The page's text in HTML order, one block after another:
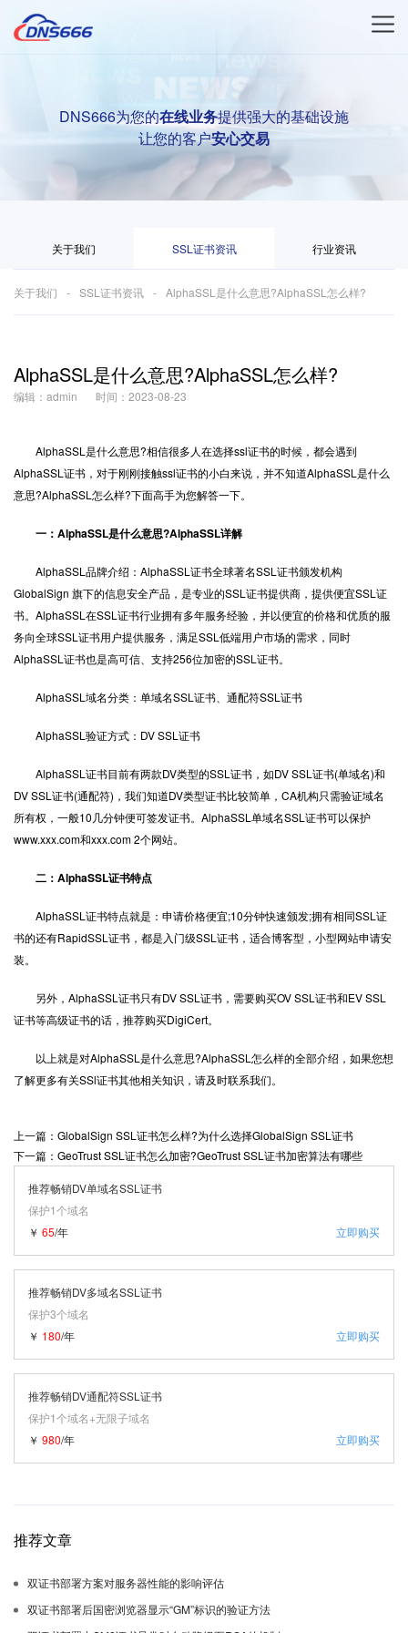
DNS666为您的在线业务提供强大的基础设施
让您的客户安心交易
关于我们 SSL证书资讯 行业资讯
关于我们 SSL证书资讯 AlphaSSL是什么意思?AlphaSSL怎么样?
AlphaSSL是什么意思?AlphaSSL怎么样?
编辑：admin 时间：2023-08-23
AlphaSSL是什么意思?相信很多人在选择ssl证书的时候，都会遇到
AlphaSSL证书，对于刚刚接触ssl证书的小白来说，并不知道AlphaSSL是什么
意思?AlphaSSL怎么样?下面高手为您解答一下。
一：AlphaSSL是什么意思?AlphaSSL详解
AlphaSSL品牌介绍：AlphaSSL证书全球著名SSL证书颁发机构
GlobalSign 旗下的信息安全产品，是专业的SSL证书提供商，提供便宜SSL证
书。AlphaSSL在SSL证书行业拥有多年服务经验，并以便宜的价格和优质的服
务向全球SSL证书用户提供服务，满足SSL低端用户市场的需求，同时
AlphaSSL证书也是高可信、支持256位加密的SSL证书。
AlphaSSL域名分类：单域名SSL证书、通配符SSL证书
AlphaSSL验证方式：DV SSL证书
AlphaSSL证书目前有两款DV类型的SSL证书，如DV SSL证书(单域名)和
DV SSL证书(通配符)，我们知道DV类型证书比较简单，CA机构只需验证域名
所有权，一般10几分钟便可签发证书。AlphaSSL单域名SSL证书可以保护
www.xxx.com和xxx.com 2个网站。
二：AlphaSSL证书特点
AlphaSSL证书特点就是：申请价格便宜;10分钟快速颁发;拥有相同SSL证
书的还有RapidSSL证书，都是入门级SSL证书，适合博客型，小型网站申请安
装。
另外，AlphaSSL证书只有DV SSL证书，需要购买OV SSL证书和EV SSL
证书等高级证书的话，推荐购买DigiCert。
以上就是对AlphaSSL是什么意思?AlphaSSL怎么样的全部介绍，如果您想
了解更多有关SSl证书其他相关知识，请及时联系我们。
上一篇：GlobalSign SSL证书怎么样?为什么选择GlobalSign SSL证书
下一篇：GeoTrust SSL证书怎么加密?GeoTrust SSL证书加密算法有哪些
推荐畅销DV单域名SSL证书
保护1个域名
立即购买
￥ 65/年
推荐畅销DV多域名SSL证书
保护3个域名
立即购买
￥ 180/年
推荐畅销DV通配符SSL证书
保护1个域名+无限子域名
立即购买
￥ 980/年
推荐文章
双证书部署方案对服务器性能的影响评估
双证书部署后国密浏览器显示“GM”标识的验证方法